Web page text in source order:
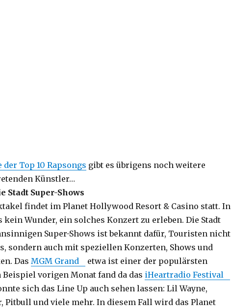
der Top 10 Rapsongs gibt es übrigens noch weitere
Künstler…
Stadt Super-Shows
findet im Planet Hollywood Resort & Casino statt. In
kein Wunder, ein solches Konzert zu erleben. Die Stadt
Super-Shows ist bekannt dafür, Touristen nicht
sondern auch mit speziellen Konzerten, Shows und
Das MGM Grand
etwa ist einer der populärsten
Beispiel vorigen Monat fand da das iHeartradio Festival
sich das Line Up auch sehen lassen: Lil Wayne,
Pitbull und viele mehr. In diesem Fall wird das Planet